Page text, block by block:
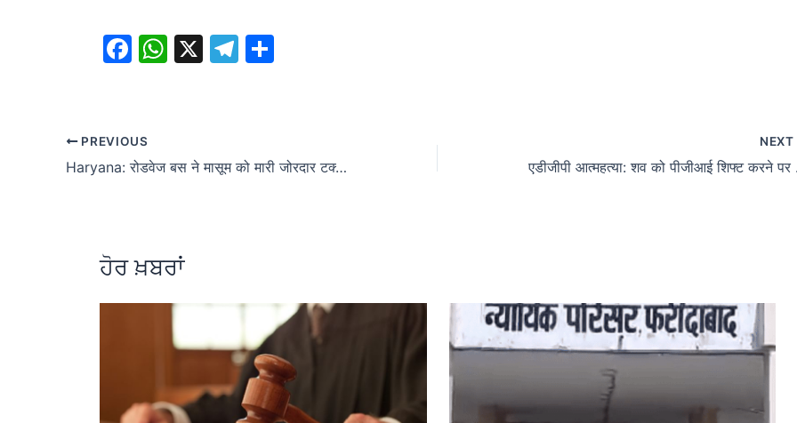
F
e
b
W
A
X
T
a
PREVIOUS
Haryana: रोडवेज बस ने मासूम को मारी जोरदार टक्कर, फट गया बच्चे का पेट, हुई मौत
NEXT
एडीजीपी
ਹੋਰ ਖ਼ਬਰਾਂ